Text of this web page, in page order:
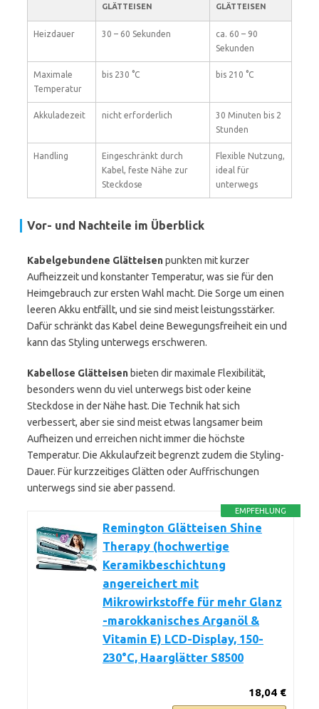
GLÄTTEISEN
GLÄTTEISEN
Heizdauer 30 – 60 Sekunden
ca. 60 – 90
Sekunden
Maximale
Temperatur
bis 230 °C bis 210 °C
Akkuladezeit nicht erforderlich
30 Minuten bis 2
Stunden
Handling
Eingeschränkt durch
Kabel, feste Nähe zur
Steckdose
Flexible Nutzung,
ideal für
unterwegs
Vor- und Nachteile im Überblick
Kabelgebundene Glätteisenpunkten mit kurzer
Aufheizzeit und konstanter Temperatur, was sie für den
Heimgebrauch zur ersten Wahl macht. Die Sorge um einen
leeren Akku entfällt, und sie sind meist leistungsstärker.
Dafür schränkt das Kabel deine Bewegungsfreiheit ein und
kann das Styling unterwegs erschweren.
Kabellose Glätteisen bieten dir maximale Flexibilität,
besonders wenn du viel unterwegs bist oder keine
Steckdose in der Nähe hast. Die Technik hat sich
verbessert, aber sie sind meist etwas langsamer beim
Aufheizen und erreichen nicht immer die höchste
Temperatur. Die Akkulaufzeit begrenzt zudem die Styling-
Dauer. Für kurzzeitiges Glätten oder Auffrischungen
unterwegs sind sie aber passend.
EMPFEHLUNG
Remington Glätteisen Shine
Therapy (hochwertige
Keramikbeschichtung
angereichert mit
Mikrowirkstoffe für mehr Glanz
-marokkanisches Arganöl &
Vitamin E) LCD-Display, 150-
230°C, Haarglätter S8500
18,04 €